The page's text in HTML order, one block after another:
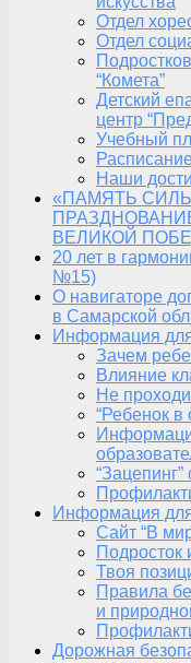
Отдел
Отдел
“Комета”
Детский
центр
Учебный
Наши
«ПАМЯТЬ
ВЕЛИКОЙ
20 лет в
№15)
О навигаторе
в Самарской
Информация
Зачем
Влияние
Не
“Ребенок в
Информация
Сайт “В
Подросток
Твоя
Правила
и
Дорожная